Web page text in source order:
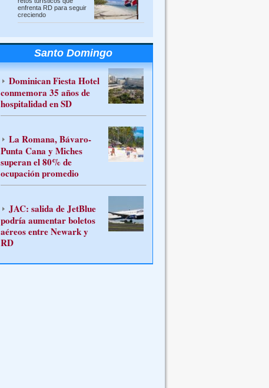
enfrenta RD para seguir
creciendo
Santo Domingo
Dominican Fiesta Hotel
conmemora 35 años de
hospitalidad en SD
La Romana, Bávaro-
Punta Cana y Miches
superan el 80% de
ocupación promedio
JAC: salida de JetBlue
podría aumentar boletos
aéreos entre Newark y
RD